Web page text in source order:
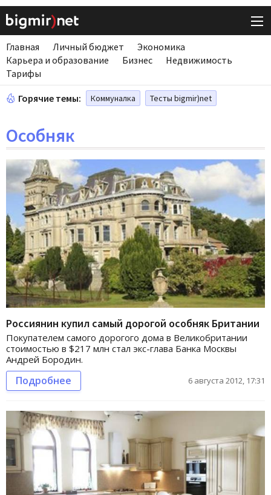
Главная Личный бюджет
Экономика
Карьера и образование
Бизнес
Недвижимость
Тарифы
Горячие темы: Коммуналка Тесты bigmir)net
Особняк
Россиянин купил самый дорогой особняк Британии
Покупателем самого дорогого дома в Великобритании
стоимостью в $217 млн стал экс-глава Банка Москвы
Андрей Бородин.
Подробнее 6 августа 2012, 17:31